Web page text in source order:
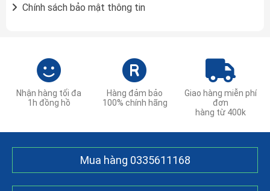
Chính sách bảo mật thông tin
Nhận hàng tối đa
1h đồng hồ
Hàng đảm bảo
100% chính hãng
Giao hàng miễn phí
đơn
hàng từ 400k
Mua hàng 0335611168